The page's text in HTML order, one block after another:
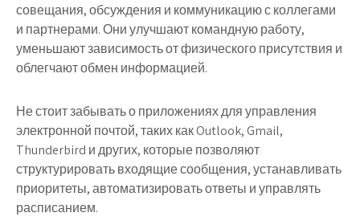
совещания, обсуждения и коммуникацию с коллегами
и партнерами. Они улучшают командную работу,
уменьшают зависимость от физического присутствия и
облегчают обмен информацией.
Не стоит забывать о приложениях для управления
электронной почтой, таких как Outlook, Gmail,
Thunderbird и других, которые позволяют
структурировать входящие сообщения, устанавливать
приоритеты, автоматизировать ответы и управлять
расписанием.